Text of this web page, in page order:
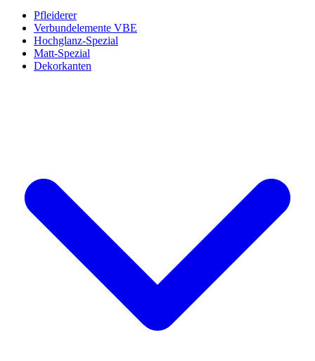
Pfleiderer
Verbundelemente VBE
Hochglanz-Spezial
Matt-Spezial
Dekorkanten